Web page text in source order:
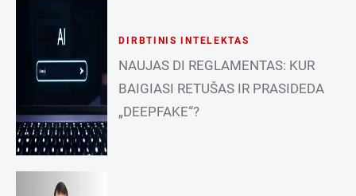
DIRBTINIS INTELEKTAS
NAUJAS DI REGLAMENTAS: KUR
BAIGIASI RETUŠAS IR PRASIDEDA
„DEEPFAKE“?